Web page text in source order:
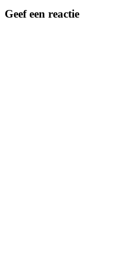
Geef een reactie